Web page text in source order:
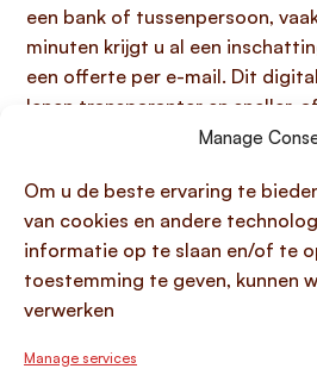
Manage
Om u de beste ervaring te
van cookies en andere
informatie op te slaan en/of te
toestemming te geven, kunnen
verwerken
Manage services
een bank of tussenpersoon,
minuten krijgt u al een
een offerte per e-mail. Dit
lenen transparanter en sneller,
persoonlijke planning en
Lening
documenten en
heeft u nodig?
vragen, heeft u een aantal